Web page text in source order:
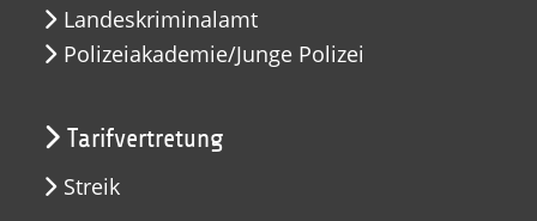
Landeskriminalamt
Polizeiakademie/Junge Polizei
Tarifvertretung
Streik